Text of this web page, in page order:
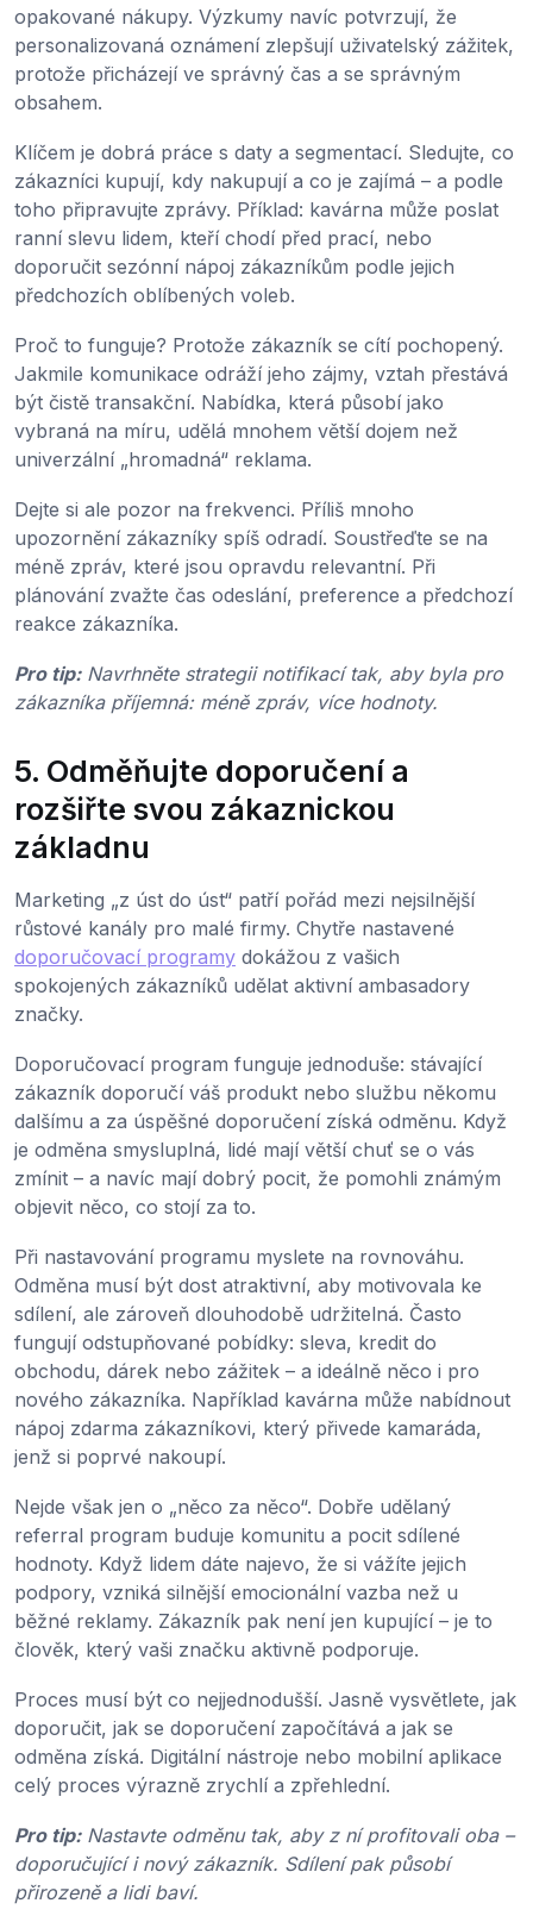
opakované nákupy. Výzkumy navíc potvrzují, že
personalizovaná oznámení zlepšují uživatelský zážitek,
protože přicházejí ve správný čas a se správným
obsahem.
Klíčem je dobrá práce s daty a segmentací. Sledujte, co
zákazníci kupují, kdy nakupují a co je zajímá – a podle
toho připravujte zprávy. Příklad: kavárna může poslat
ranní slevu lidem, kteří chodí před prací, nebo
doporučit sezónní nápoj zákazníkům podle jejich
předchozích oblíbených voleb.
Proč to funguje? Protože zákazník se cítí pochopený.
Jakmile komunikace odráží jeho zájmy, vztah přestává
být čistě transakční. Nabídka, která působí jako
vybraná na míru, udělá mnohem větší dojem než
univerzální „hromadná“ reklama.
Dejte si ale pozor na frekvenci. Příliš mnoho
upozornění zákazníky spíš odradí. Soustřeďte se na
méně zpráv, které jsou opravdu relevantní. Při
plánování zvažte čas odeslání, preference a předchozí
reakce zákazníka.
Pro tip: Navrhněte strategii notifikací tak, aby byla pro
zákazníka příjemná: méně zpráv, více hodnoty.
5. Odměňujte doporučení a
rozšiřte svou zákaznickou
základnu
Marketing „z úst do úst“ patří pořád mezi nejsilnější
růstové kanály pro malé firmy. Chytře nastavené
doporučovací programy dokážou z vašich
spokojených zákazníků udělat aktivní ambasadory
značky.
Doporučovací program funguje jednoduše: stávající
zákazník doporučí váš produkt nebo službu někomu
dalšímu a za úspěšné doporučení získá odměnu. Když
je odměna smysluplná, lidé mají větší chuť se o vás
zmínit – a navíc mají dobrý pocit, že pomohli známým
objevit něco, co stojí za to.
Při nastavování programu myslete na rovnováhu.
Odměna musí být dost atraktivní, aby motivovala ke
sdílení, ale zároveň dlouhodobě udržitelná. Často
fungují odstupňované pobídky: sleva, kredit do
obchodu, dárek nebo zážitek – a ideálně něco i pro
nového zákazníka. Například kavárna může nabídnout
nápoj zdarma zákazníkovi, který přivede kamaráda,
jenž si poprvé nakoupí.
Nejde však jen o „něco za něco“. Dobře udělaný
referral program buduje komunitu a pocit sdílené
hodnoty. Když lidem dáte najevo, že si vážíte jejich
podpory, vzniká silnější emocionální vazba než u
běžné reklamy. Zákazník pak není jen kupující – je to
člověk, který vaši značku aktivně podporuje.
Proces musí být co nejjednodušší. Jasně vysvětlete, jak
doporučit, jak se doporučení započítává a jak se
odměna získá. Digitální nástroje nebo mobilní aplikace
celý proces výrazně zrychlí a zpřehlední.
Pro tip: Nastavte odměnu tak, aby z ní profitovali oba –
doporučující i nový zákazník. Sdílení pak působí
přirozeně a lidi baví.